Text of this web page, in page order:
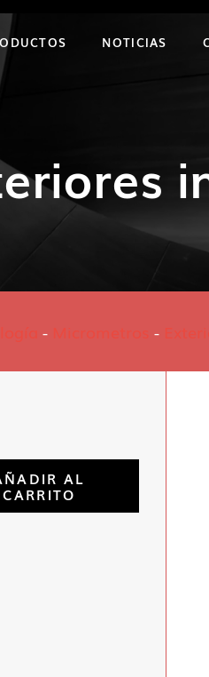
NOTICIAS
- -
AL
CARRITO